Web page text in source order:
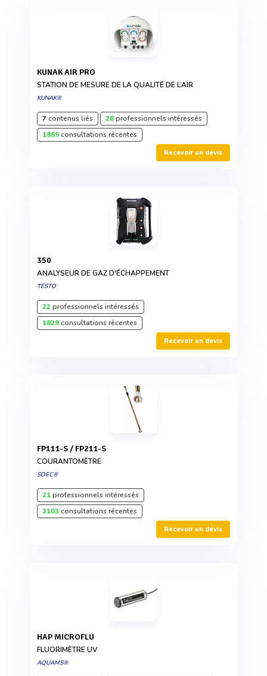
KUNAK AIR PRO
STATION DE MESURE DE LA QUALITÉ DE L’AIR
KUNAK®
7contenus liés 28professionnels intéressés
1869consultations récentes
Recevoir un devis
350
ANALYSEUR DE GAZ D'ÉCHAPPEMENT
TESTO
22professionnels intéressés
1829consultations récentes
Recevoir un devis
FP111-S / FP211-S
COURANTOMÈTRE
SDEC®
21professionnels intéressés
3103 consultations récentes
Recevoir un devis
HAP MICROFLU
FLUORIMÈTRE UV
AQUAMS®